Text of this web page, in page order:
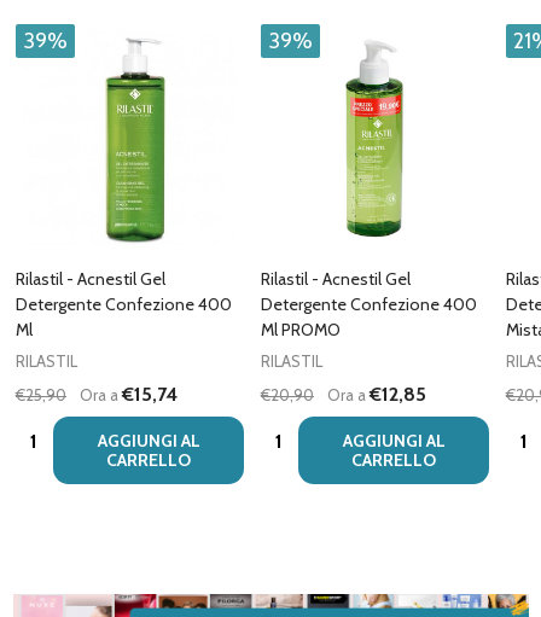
39%
Rilastil - Acnestil Gel
Detergente Confezione 400
Ml
RILASTIL
€25,90
Ora a€15,74
Quantità:
AGGIUNGI AL
CARRELLO
39%
Rilastil - Acnestil Gel
Detergente Confezione 400
Ml PROMO
RILASTIL
€20,90
Ora a€12,85
Quantità:
AGGIUNGI AL
CARRELLO